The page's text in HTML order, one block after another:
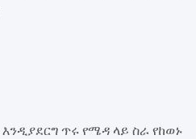
ጥሩ የሜዳ ላይ ስራ የከወኑ